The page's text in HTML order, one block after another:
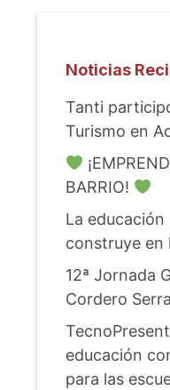
Noticias
Tanti
Turismo en
BARRIO!
La
construye en
12ª Jornada
Cordero
educación
para las